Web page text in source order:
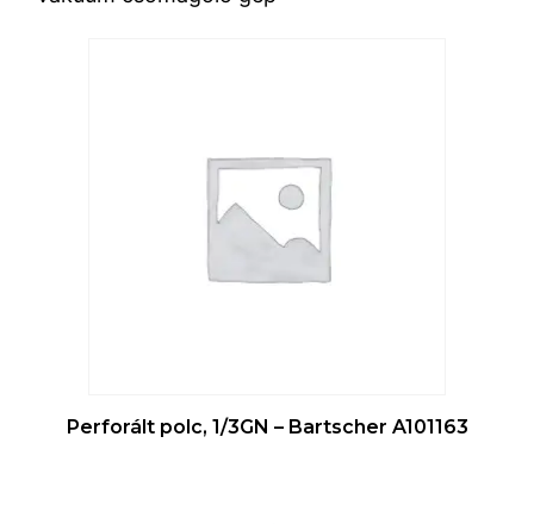
Perforált polc, 1/3GN – Bartscher A101163